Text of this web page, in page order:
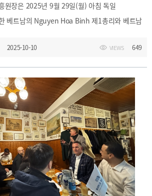
원장은 2025년 9월 29일(월) 아침 독일
베트남의 Nguyen Hoa Binh 제1총리와 베트남
심지 육성을 위한 베트남 정부의 정책과 의지에
산과 베트남 호치민, 다낭시와의 향후 협력 방안에
.
2025-10-10 VIEWS 649